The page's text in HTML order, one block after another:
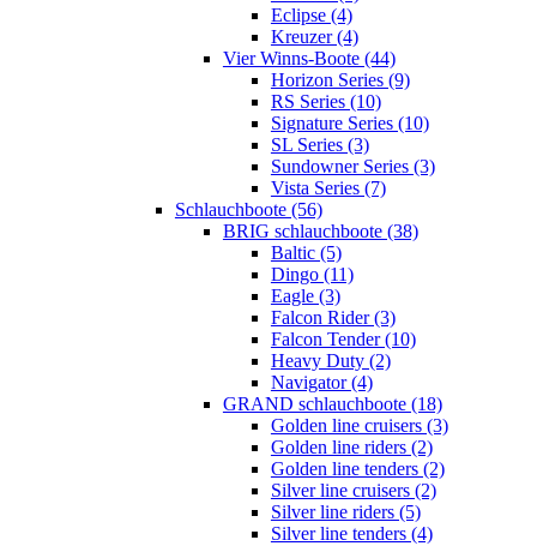
Eclipse (4)
Kreuzer (4)
Vier Winns-Boote (44)
Horizon Series (9)
RS Series (10)
Signature Series (10)
SL Series (3)
Sundowner Series (3)
Vista Series (7)
Schlauchboote (56)
BRIG schlauchboote (38)
Baltic (5)
Dingo (11)
Eagle (3)
Falcon Rider (3)
Falcon Tender (10)
Heavy Duty (2)
Navigator (4)
GRAND schlauchboote (18)
Golden line cruisers (3)
Golden line riders (2)
Golden line tenders (2)
Silver line cruisers (2)
Silver line riders (5)
Silver line tenders (4)